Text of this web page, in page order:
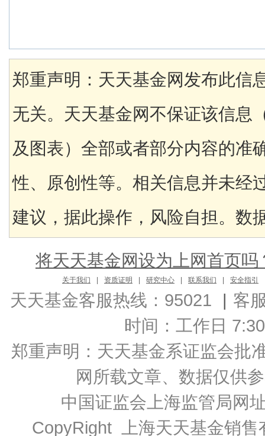
郑重声明：天天基金网发布此信
无关。天天基金网不保证该信息
及图表）全部或者部分内容的准
性、原创性等。相关信息并未经
建议，据此操作，风险自担。数
将天天基金网设为上网首页吗
关于我们 资质证明 研究中心 联系我们 安全指引
天天基金客服热线：95021 | 客
时间：工作日
郑重声明： 天天基金系证监会批
网所载文章、数据仅供
中国证监会上海监管局网
CopyRight 上海天天基金销